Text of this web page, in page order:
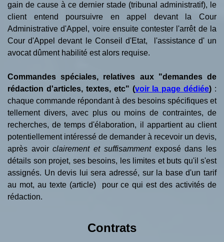
gain de cause à ce dernier stade (tribunal administratif), le
client entend poursuivre en appel devant la Cour
Administrative d'Appel, voire ensuite contester l'arrêt de la
Cour d'Appel devant le Conseil d'Etat, l'assistance d' un
avocat dûment habilité est alors requise.
Commandes spéciales, relatives aux "demandes de
rédaction d'articles, textes, etc" (voir la page dédiée) :
chaque commande répondant à des besoins spécifiques et
tellement divers, avec plus ou moins de contraintes, de
recherches, de temps d'élaboration, il appartient au client
potentiellement intéressé de demander à recevoir un devis,
après avoirclairement et suffisamment exposé dans les
détails son projet, ses besoins, les limites et buts qu'il s'est
assignés. Un devis lui sera adressé, sur la base d'un tarif
au mot, au texte (article) pour ce qui est des activités de
rédaction.
Contrats